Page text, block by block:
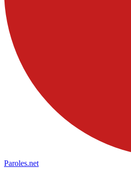
Paroles.net